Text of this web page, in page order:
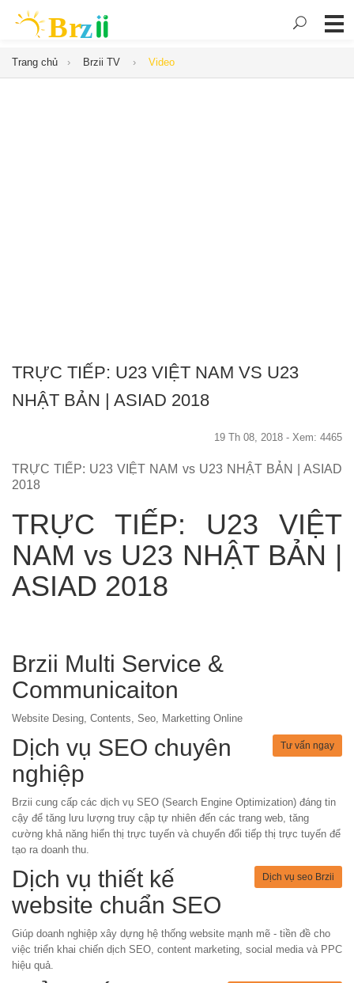
Trang chủ Brzii TV Video
TRỰC TIẾP: U23 VIỆT NAM VS U23
NHẬT BẢN | ASIAD 2018
19 Th 08, 2018 - Xem: 4465
TRỰC TIẾP: U23 VIỆT NAM vs U23 NHẬT BẢN | ASIAD
2018
TRỰC TIẾP: U23 VIỆT
NAM vs U23 NHẬT BẢN |
ASIAD 2018
Brzii Multi Service &
Communicaiton
Website Desing, Contents, Seo, Marketting Online
Tư vấn ngay
Dịch vụ SEO chuyên
nghiệp
Brzii cung cấp các dịch vụ SEO (Search Engine Optimization) đáng tin
cậy để tăng lưu lượng truy cập tự nhiên đến các trang web, tăng
cường khả năng hiển thị trực tuyến và chuyển đổi tiếp thị trực tuyến để
tạo ra doanh thu.
Dịch vụ seo Brzii
Dịch vụ thiết kế
website chuẩn SEO
Giúp doanh nghiệp xây dựng hệ thống website mạnh mẽ - tiền đề cho
việc triển khai chiến dịch SEO, content marketing, social media và PPC
hiệu quả.